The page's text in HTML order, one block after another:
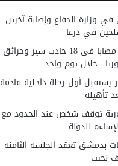
وزارة الدفاع وإصابة آخرين
في درعا
3 وفيات و21 مصابا في 18 حادث سير وحرائق
خلال يوم واحد
يستقبل أول رحلة داخلية قادمة
تأهيله
توقف شخص عند الحدود مع
للدولة
بدمشق تعقد الجلسة الثامنة
نجيب